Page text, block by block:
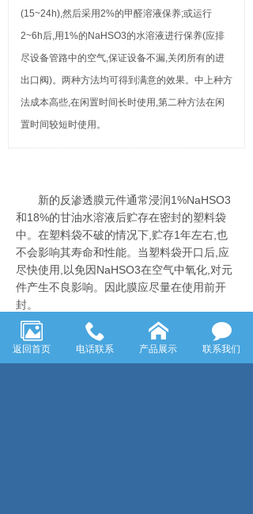
(15~24h),然后采用2%的甲醛溶液保养;或运行
2~6h后,用1%的NaHSO3的水溶液进行保养(应排
尽设备管路中的空气,保证设备不漏,关闭所有的进
出口阀)。两种方法均可得到满意的效果。中上种方
法成本高些,在闲置时间长时使用,第二种方法在闲
置时间较短时使用。
新的反渗透膜元件通常浸润1%NaHSO3
和18%的甘油水溶液后贮存在密封的塑料袋
中。在塑料袋不破的情况下,贮存1年左右,也
不会影响其寿命和性能。当塑料袋开口后,应
尽快使用,以免因NaHSO3在空气中氧化,对元
件产生不良影响。因此膜应尽量在使用前开
封。
反渗透设备试机完后
,我们采用过两种方
法保护膜。设备试机运行两天(15~24h),然后
返回首页 电话联系 产品展示 联系我们